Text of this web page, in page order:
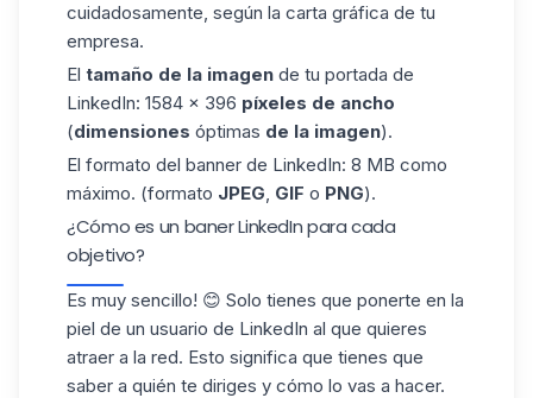
cuidadosamente, según la carta gráfica de tu
empresa.
El tamaño de la imagen de tu portada de
LinkedIn: 1584 × 396 píxeles de ancho
(dimensiones óptimas de la imagen).
El formato del banner de LinkedIn: 8 MB como
máximo. (formato JPEG GIF o PNG).
¿Cómo es un baner LinkedIn para cada
objetivo?
Es muy sencillo! 😊 Solo tienes que ponerte en la
piel de un usuario de LinkedIn al que quieres
atraer a la red. Esto significa que tienes que
saber a quién te diriges y cómo lo vas a hacer.